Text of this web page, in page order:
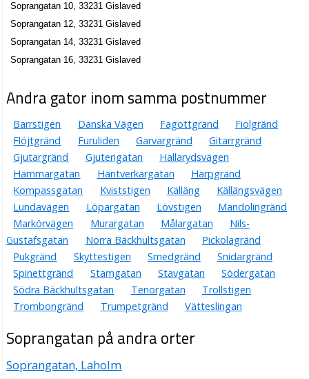
Soprangatan 10, 33231 Gislaved
Soprangatan 12, 33231 Gislaved
Soprangatan 14, 33231 Gislaved
Soprangatan 16, 33231 Gislaved
Andra gator inom samma postnummer
Barrstigen Danska Vägen Fagottgränd
Fiolgränd
Flöjtgränd
Furuliden Garvargränd
Gitarrgränd
Gjutargränd
Gjuterigatan
Hallarydsvägen
Hammargatan
Hantverkargatan
Harpgränd
Kompassgatan
Kviststigen Källäng
Källängsvägen
Lundavägen
Löpargatan Lövstigen
Mandolingränd
Markörvägen
Murargatan Målargatan
Nils-
Gustafsgatan
Norra Bäckhultsgatan
Pickolagränd
Pukgränd
Skyttestigen Smedgränd
Snidargränd
Spinettgränd
Stamgatan Stavgatan
Södergatan
Södra Bäckhultsgatan
Tenorgatan
Trollstigen
Trombongränd
Trumpetgränd Vätteslingan
Soprangatan på andra orter
Soprangatan, Laholm